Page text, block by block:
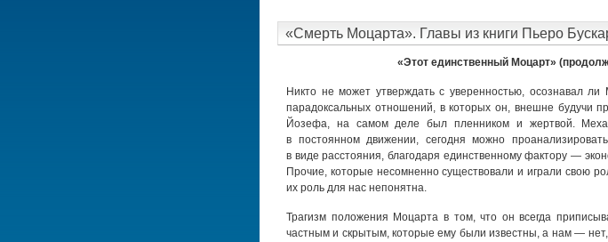
«Смерть Моцарта». Главы из книги Пьеро
«Этот единственный Моцарт»
Никто не может утверждать с уверенностью, осознавал ли
парадоксальных отношений, в которых он, внешне будучи
Йозефа, на самом деле был пленником и жертвой.
в постоянном движении, сегодня можно
в виде расстояния, благодаря единственному фактору —
Прочие, которые несомненно существовали и играли свою
их роль для нас непонятна.
Трагизм положения Моцарта в том, что он всегда
частным и скрытым, которые ему были известны, а нам — нет,